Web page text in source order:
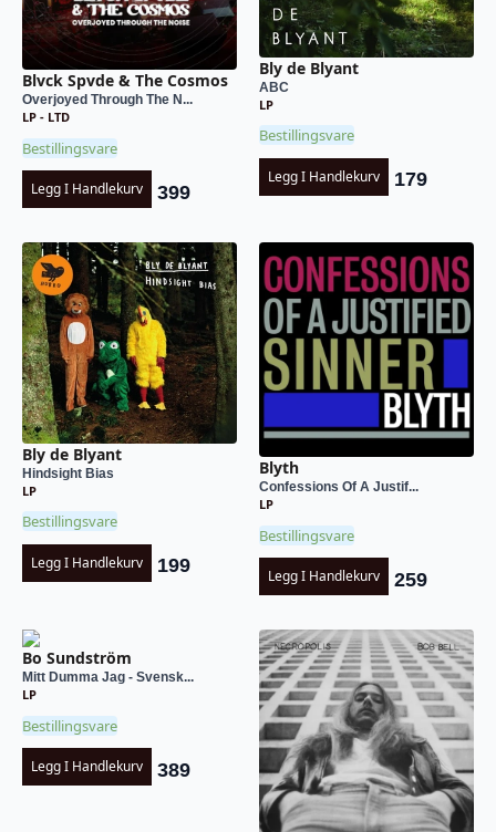
Blvck Spvde & The Cosmos
Overjoyed Through The N...
LP - LTD
Bestillingsvare
Legg I Handlekurv 399
Bly de Blyant
ABC
LP
Bestillingsvare
Legg I Handlekurv 179
Bly de Blyant
Hindsight Bias
LP
Bestillingsvare
Legg I Handlekurv 199
Blyth
Confessions Of A Justif...
LP
Bestillingsvare
Legg I Handlekurv 259
Bo Sundström
Mitt Dumma Jag - Svensk...
LP
Bestillingsvare
Legg I Handlekurv 389